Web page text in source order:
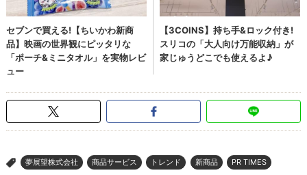
> 夢展望株式会社 商品サービス トレンド 新商品 PR TIMES